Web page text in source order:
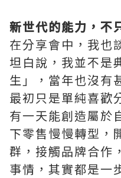
新世代的能力，不
在分享會中，我也
坦白說，我並不是
生」，當年也沒有
最初只是單純喜歡
有一天能創造屬於
下零售慢慢轉型，
群，接觸品牌合作
事情，其實都是一